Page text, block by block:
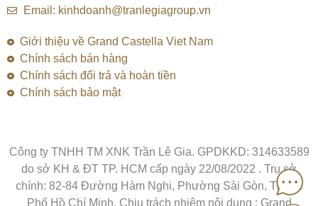
Email: kinhdoanh@tranlegiagroup.vn
Giới thiệu về Grand Castella Viet Nam
Chính sách bán hàng
Chính sách đổi trả và hoàn tiền
Chính sách bảo mật
Công ty TNHH TM XNK Trần Lê Gia. GPDKKD: 314633589
do sở KH & ĐT TP. HCM cấp ngày 22/08/2022 . Trụ sở
chính: 82-84 Đường Hàm Nghi, Phường Sài Gòn, Thành
Phố Hồ Chí Minh. Chịu trách nhiệm nội dung : Grand